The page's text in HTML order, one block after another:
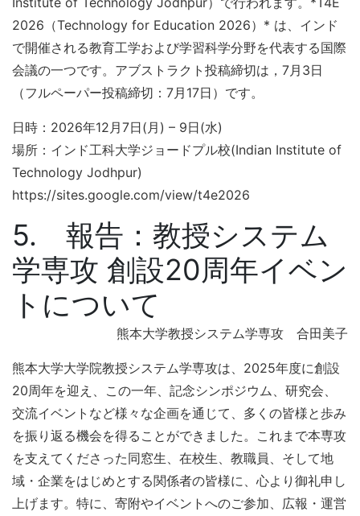
2026（Technology for Education 2026）* は、インド
で開催される教育工学および学習科学分野を代表する国際
会議の一つです。アブストラクト投稿締切は，7月3日
（フルペーパー投稿締切：7月17日）です。
日時：2026年12月7日(月) – 9日(水)
場所：インド工科大学ジョードプル校(Indian Institute of
Technology Jodhpur)
https://sites.google.com/view/t4e2026
5. 報告：教授システム
学専攻 創設20周年イベン
トについて
熊本大学教授システム学専攻 合田美子
熊本大学大学院教授システム学専攻は、2025年度に創設
20周年を迎え、この一年、記念シンポジウム、研究会、
交流イベントなど様々な企画を通じて、多くの皆様と歩み
を振り返る機会を得ることができました。これまで本専攻
を支えてくださった同窓生、在校生、教職員、そして地
域・企業をはじめとする関係者の皆様に、心より御礼申し
上げます。特に、寄附やイベントへのご参加、広報・運営